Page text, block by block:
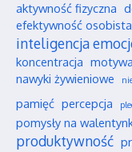
aktywność fizyczna
efektywność osobista
inteligencja
koncentracja
nawyki żywieniowe
pamięć percepcja
pomysły na
produktywność